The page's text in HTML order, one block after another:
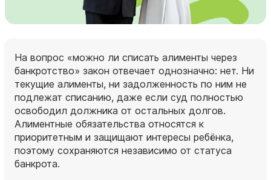
На вопрос «можно ли списать алименты через
банкротство» закон отвечает однозначно: нет. Ни
текущие алименты, ни задолженность по ним не
подлежат списанию, даже если суд полностью
освободил должника от остальных долгов.
Алиментные обязательства относятся к
приоритетным и защищают интересы ребёнка,
поэтому сохраняются независимо от статуса
банкрота.